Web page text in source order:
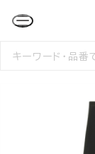
検